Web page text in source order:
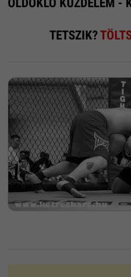
ÖLDÖKLÕ KÜZDELEM -
TETSZIK?